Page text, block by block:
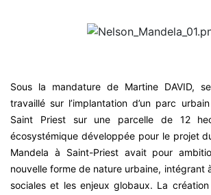
Sous la mandature de Martine DAVID,
travaillé sur l’implantation d’un parc
Saint Priest sur une parcelle de 12
écosystémique développée pour le projet
Mandela à Saint-Priest avait pour
nouvelle forme de nature urbaine, intégrant
sociales et les enjeux globaux. La création